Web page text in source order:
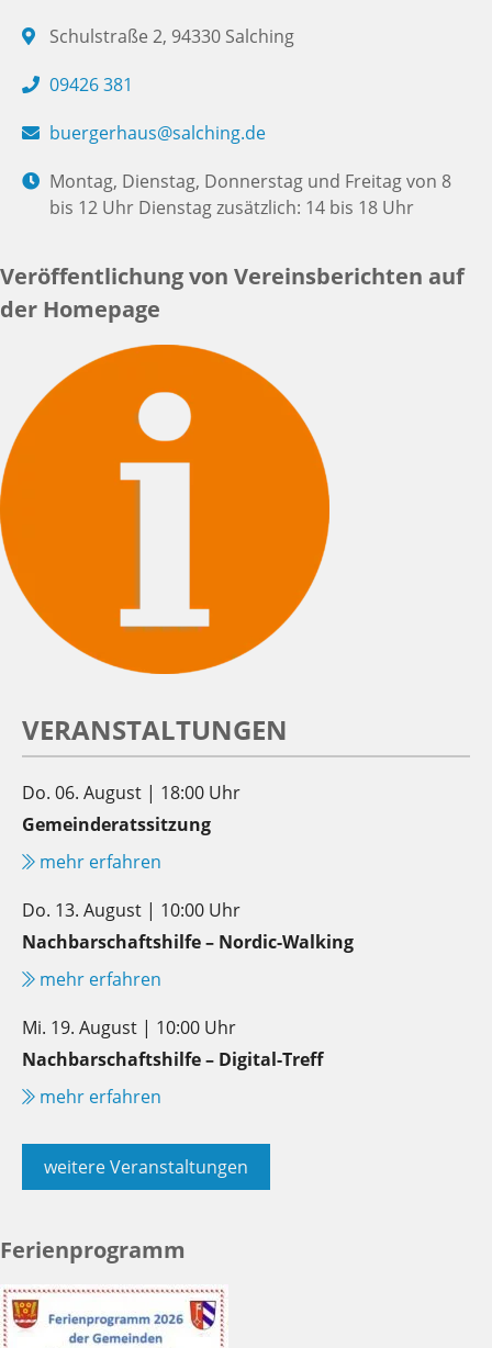
Schulstraße 2, 94330 Salching
09426 381
buergerhaus@salching.de
Montag, Dienstag, Donnerstag und Freitag von 8
bis 12 Uhr Dienstag zusätzlich: 14 bis 18 Uhr
Veröffentlichung von Vereinsberichten auf
der Homepage
VERANSTALTUNGEN
Do. 06. August | 18:00 Uhr
Gemeinderatssitzung
mehr erfahren
Do. 13. August | 10:00 Uhr
Nachbarschaftshilfe – Nordic-Walking
mehr erfahren
Mi. 19. August | 10:00 Uhr
Nachbarschaftshilfe – Digital-Treff
mehr erfahren
weitere Veranstaltungen
Ferienprogramm